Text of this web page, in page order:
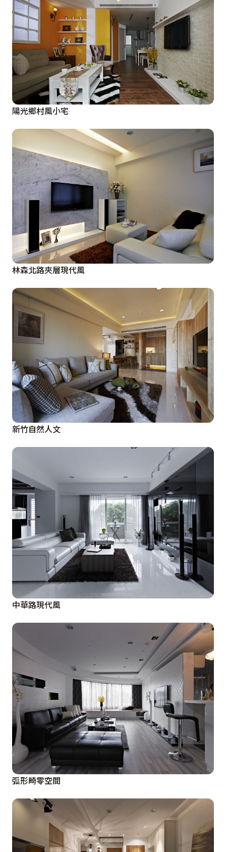
陽光鄉村風小宅
林森北路夾層現代風
新竹自然人文
中華路現代風
弧形畸零空間